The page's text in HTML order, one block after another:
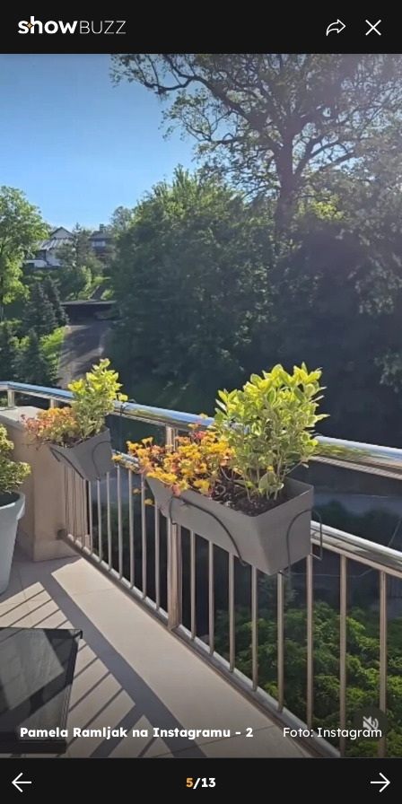
Pamela Ramljak na Instagramu - 2 Foto: Instagram
5/13